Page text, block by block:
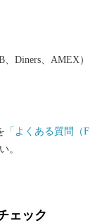
どを原料に作ら
蔵元が生み出
くさんの人たち
Diners、AMEX）
「よくある質問（F
。
ェック